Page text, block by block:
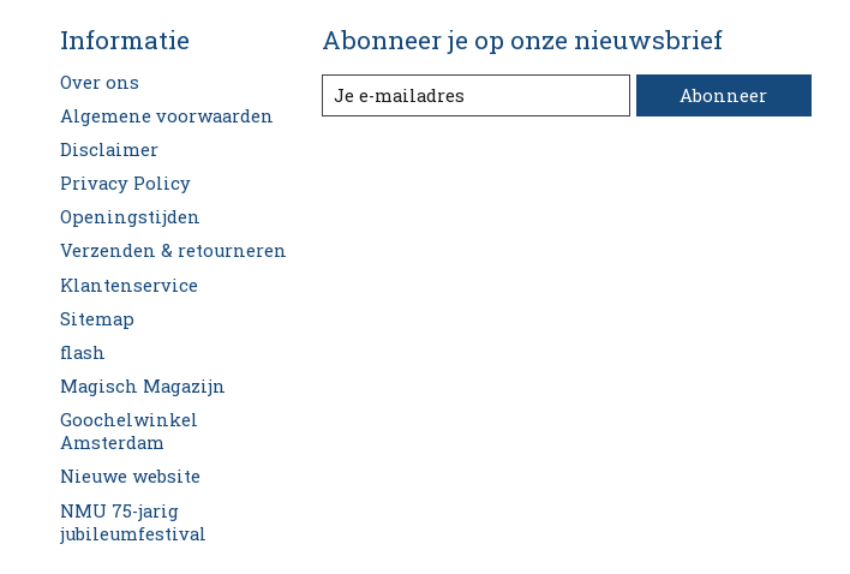
Informatie
Over ons
Algemene voorwaarden
Disclaimer
Privacy Policy
Openingstijden
Verzenden & retourneren
Klantenservice
Sitemap
flash
Magisch Magazijn
Goochelwinkel
Amsterdam
Nieuwe website
NMU 75-jarig
jubileumfestival
Abonneer je op onze nieuwsbrief
Abonneer